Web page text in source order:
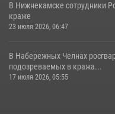
В Нижнекамске сотрудники
краже
23 июля 2026, 06:47
В Набережных Челнах
подозреваемых в кража...
17 июля 2026, 05:55